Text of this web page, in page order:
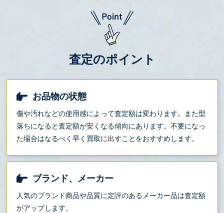
査定のポイント
お品物の状態
傷や汚れなどの使用感によって査定額は変わります。また型
落ちになると査定額が安くなる傾向にあります。不要になっ
た場合はなるべく早く買取に出すことをおすすめします。
ブランド、メーカー
人気のブランド商品や品質に定評のあるメーカー品は査定額
がアップします。